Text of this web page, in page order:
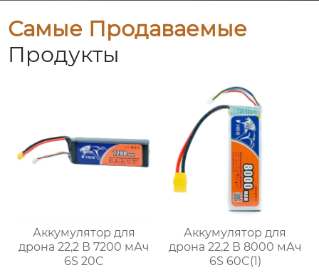
Самые Продаваемые
Продукты
Аккумулятор для
дрона 22,2 В 7200 мАч
6S 20C
Аккумулятор для
дрона 22,2 В 8000 мАч
6S 60C(1)